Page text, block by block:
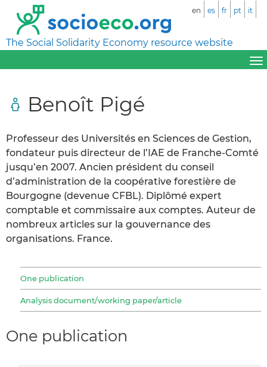
The Social Solidarity Economy resource website
en es fr pt it
Benoît Pigé
Professeur des Universités en Sciences de Gestion,
fondateur puis directeur de l’IAE de Franche-Comté
jusqu’en 2007. Ancien président du conseil
d’administration de la coopérative forestière de
Bourgogne (devenue CFBL). Diplômé expert
comptable et commissaire aux comptes. Auteur de
nombreux articles sur la gouvernance des
organisations. France.
One publication
Analysis document/working paper/article
One publication